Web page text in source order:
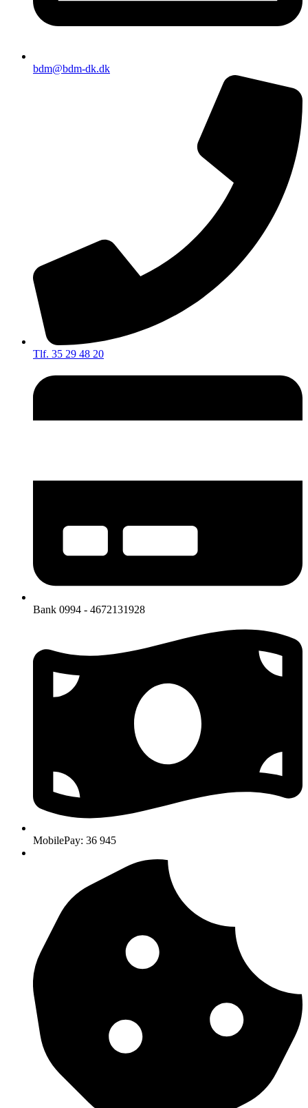
bdm@bdm-dk.dk
Tlf. 35 29 48 20
Bank 0994 - 4672131928
MobilePay: 36 945